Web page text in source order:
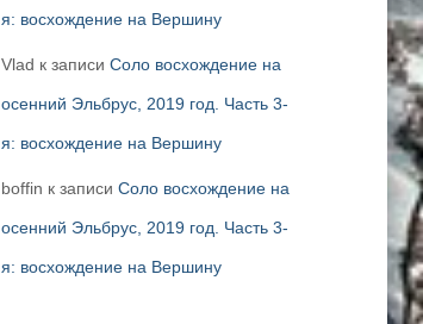
я: восхождение на Вершину
Vlad к записи Соло восхождение на
осенний Эльбрус, 2019 год. Часть 3-
я: восхождение на Вершину
boffin к записи Соло восхождение на
осенний Эльбрус, 2019 год. Часть 3-
я: восхождение на Вершину